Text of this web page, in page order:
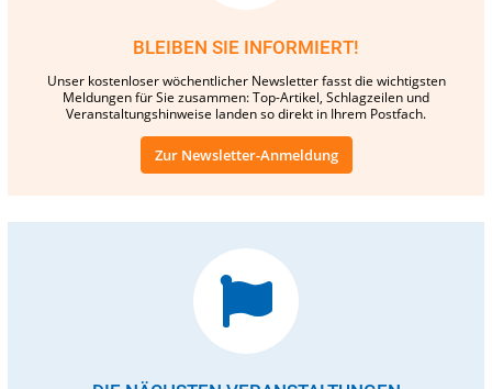
BLEIBEN SIE INFORMIERT!
Unser kostenloser wöchentlicher Newsletter fasst die wichtigsten
Meldungen für Sie zusammen: Top-Artikel, Schlagzeilen und
Veranstaltungshinweise landen so direkt in Ihrem Postfach.
Zur Newsletter-Anmeldung